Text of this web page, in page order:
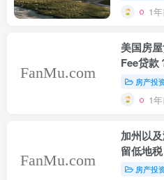
1
美国房
Fee贷款
房产投
1
加州以
留低地税
房产投